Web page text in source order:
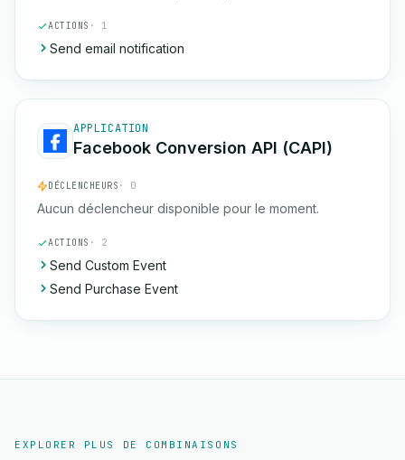
ACTIONS · 1
Send email notification
APPLICATION
Facebook Conversion API (CAPI)
DÉCLENCHEURS · 0
Aucun déclencheur disponible pour le moment.
ACTIONS · 2
Send Custom Event
Send Purchase Event
EXPLORER PLUS DE COMBINAISONS